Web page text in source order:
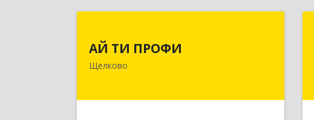
АЙ ТИ ПРОФИ
Щелково
Щёлково г, Заводская ул, дом № 1,